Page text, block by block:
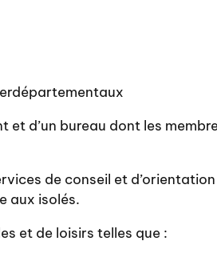
et d’un bureau dont les
de conseil et
aux isolés.
et de loisirs telles que :